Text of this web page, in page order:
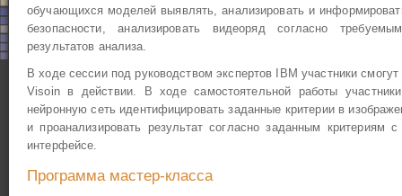
обучающихся моделей выявлять, анализировать и
безопасности, анализировать видеоряд согласно
результатов анализа.
В ходе сессии под руководством экспертов IBM участники
Visoin в действии. В ходе самостоятельной работы
нейронную сеть идентифицировать заданные критерии в
и проанализировать результат согласно заданным
интерфейсе.
Программа мастер-класса